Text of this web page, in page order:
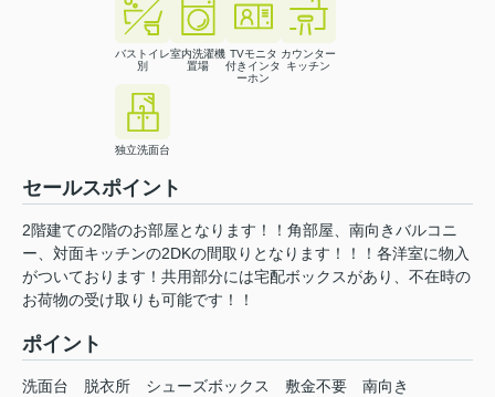
バストイレ
別
室内洗濯機
置場
TVモニタ
付きインタ
ーホン
カウンター
キッチン
独立洗面台
セールスポイント
2階建ての2階のお部屋となります！！角部屋、南向きバルコニ
ー、対面キッチンの2DKの間取りとなります！！！各洋室に物入
がついております！共用部分には宅配ボックスがあり、不在時の
お荷物の受け取りも可能です！！
ポイント
洗面台 脱衣所 シューズボックス 敷金不要 南向き